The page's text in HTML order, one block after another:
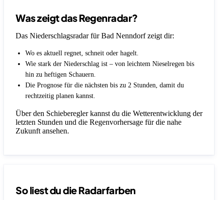
Was zeigt das Regenradar?
Das Niederschlagsradar für Bad Nenndorf zeigt dir:
Wo es aktuell regnet, schneit oder hagelt.
Wie stark der Niederschlag ist – von leichtem Nieselregen bis
hin zu heftigen Schauern.
Die Prognose für die nächsten bis zu 2 Stunden, damit du
rechtzeitig planen kannst.
Über den Schieberegler kannst du die Wetterentwicklung der
letzten Stunden und die Regenvorhersage für die nahe
Zukunft ansehen.
So liest du die Radarfarben